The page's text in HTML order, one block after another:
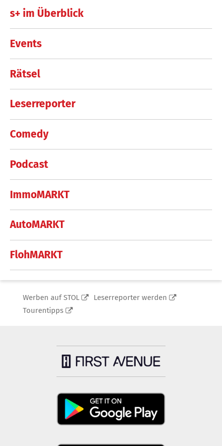
s+ im Überblick
Events
Rätsel
Leserreporter
Comedy
Podcast
ImmoMARKT
AutoMARKT
FlohMARKT
Werben auf STOL
Leserreporter werden
Tourentipps